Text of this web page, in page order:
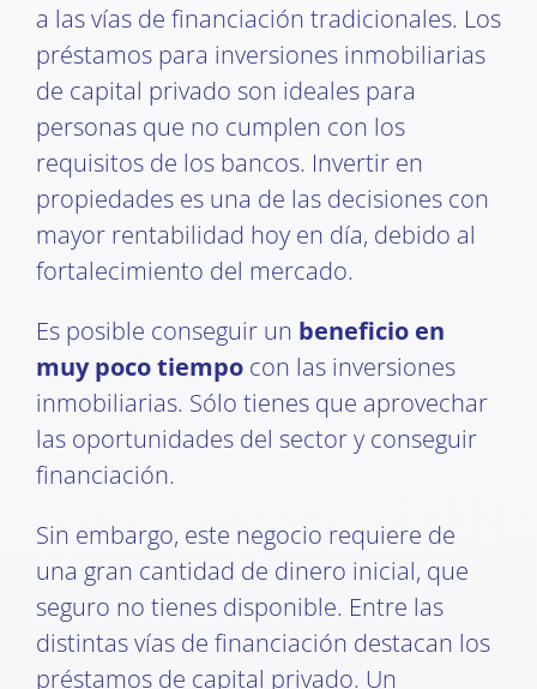
a las vías de financiación tradicionales. Los
préstamos para inversiones inmobiliarias
de capital privado son ideales para
personas que no cumplen con los
requisitos de los bancos. Invertir en
propiedades es una de las decisiones con
mayor rentabilidad hoy en día, debido al
fortalecimiento del mercado.
Es posible conseguir un beneficio en
muy poco tiempocon las inversiones
inmobiliarias. Sólo tienes que aprovechar
las oportunidades del sector y conseguir
financiación.
Sin embargo, este negocio requiere de
una gran cantidad de dinero inicial, que
seguro no tienes disponible. Entre las
distintas vías de financiación destacan los
préstamos de capital privado. Un